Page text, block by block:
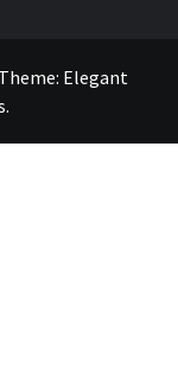
Theme: Elegant
.